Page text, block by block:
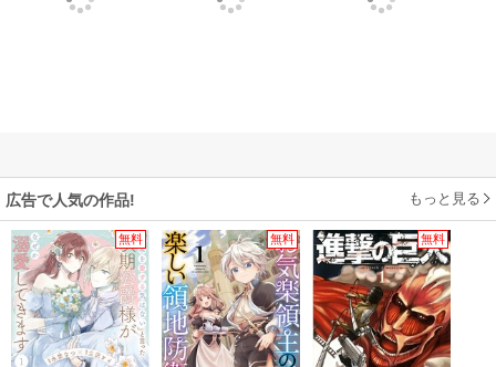
広告で人気の作品! もっと見る
無料 無料 無料